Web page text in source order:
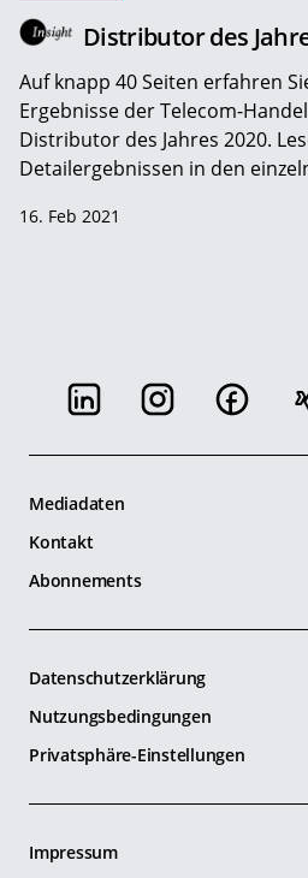
Distributor des
Auf knapp 40 Seiten erfahren
Ergebnisse der Telecom-
Distributor des Jahres 2020.
Detailergebnissen in den
16. Feb 2021
Mediadaten
Kontakt
Abonnements
Datenschutzerklärung
Nutzungsbedingungen
Privatsphäre-Einstellungen
Impressum